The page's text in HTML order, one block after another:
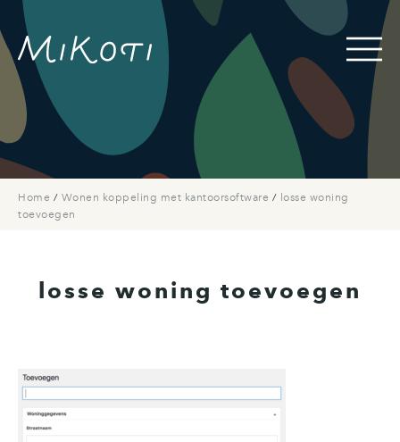
Home / Wonen koppeling met kantoorsoftware / losse woning
toevoegen
losse woning toevoegen